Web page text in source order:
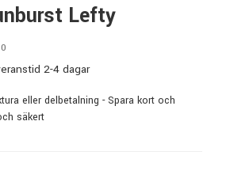
Lefty
2-4 dagar
eller delbetalning - Spara kort och
säkert